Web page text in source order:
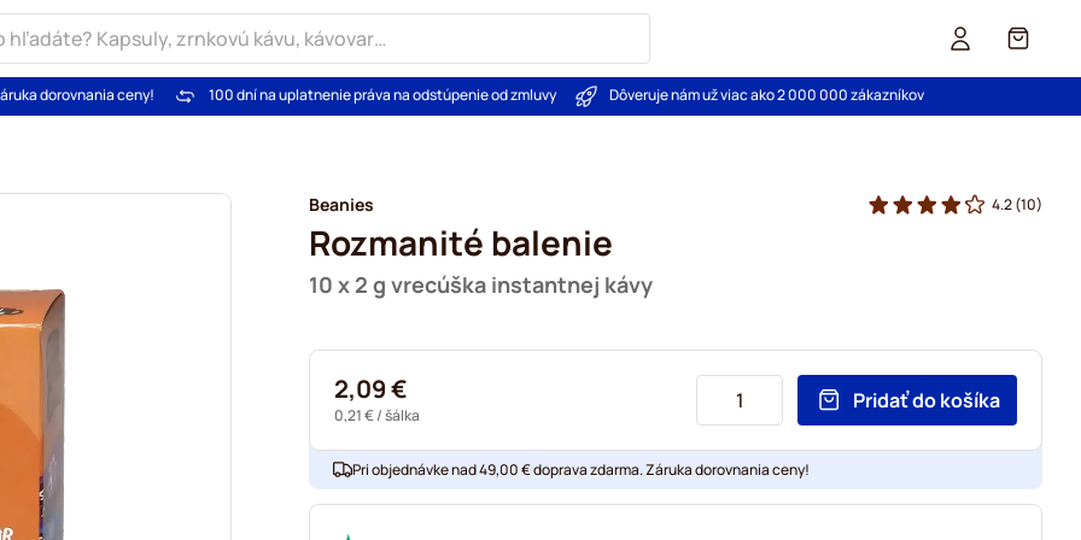
Košík
dorovnania ceny! 100 dní na uplatnenie práva na odstúpenie od zmluvy Dôveruje nám už viac ako 2 000 000 zákazníkov
Beanies
Rozmanité balenie
10 x 2 g vrecúška instantnej kávy
4.2(10)
2,09 €
0,21 €/ šálka
Pridať do košíka
Pri objednávke nad 49,00 € doprava zdarma. Záruka dorovnania ceny!